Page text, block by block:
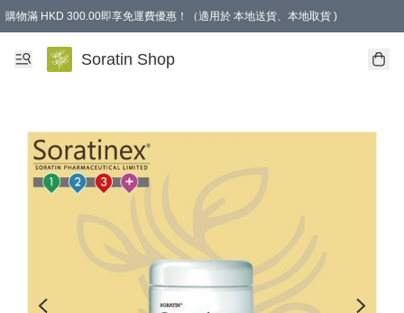
購物滿 HKD 300.00即享免運費優惠！（適用於 本地送貨、本地取貨 )
Soratin Shop